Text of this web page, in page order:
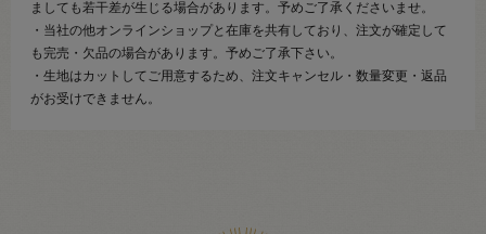
ましても若干差が生じる場合があります。予めご了承くださいませ。
・当社の他オンラインショップと在庫を共有しており、注文が確定して
も完売・欠品の場合があります。予めご了承下さい。
・生地はカットしてご用意するため、注文キャンセル・数量変更・返品
がお受けできません。